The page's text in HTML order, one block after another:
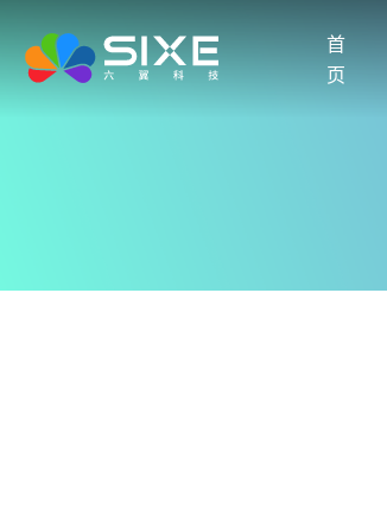
首
页